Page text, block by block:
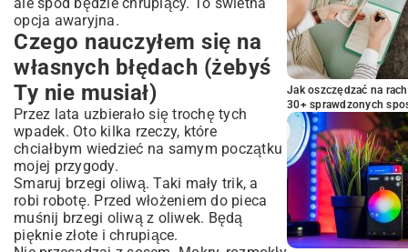
opcja awaryjna.
Czego nauczyłem się na
własnych błędach (żebyś
Ty nie musiał)
Przez lata uzbierało się trochę tych
wpadek. Oto kilka rzeczy, które
chciałbym wiedzieć na samym początku
mojej przygody.
Smaruj brzegi oliwą. Taki mały trik, a
robi robotę. Przed włożeniem do pieca
muśnij brzegi oliwą z oliwek. Będą
pięknie złote i chrupiące.
Jak oszczędzać na
30+ sprawdzonych